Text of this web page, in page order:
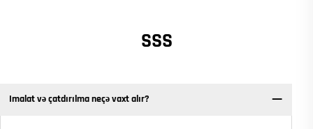
SSS
Imalat və çatdırılma neçə vaxt alır?